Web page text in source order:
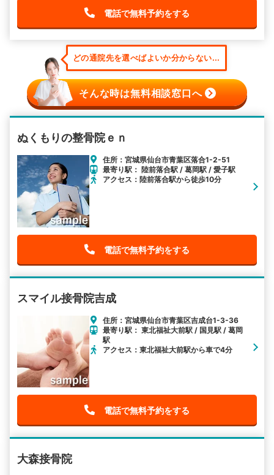
電話で無料予約をする
どの通院先を選べばよいか分からない...
そんな時は無料相談窓口へ
ぬくもりの整骨院ｅｎ
住所：宮城県仙台市青葉区落合1-2-51
最寄り駅： 陸前落合駅 / 葛岡駅 / 愛子駅
アクセス：陸前落合駅から徒歩10分
電話で無料予約をする
スマイル接骨院吉成
住所：宮城県仙台市青葉区吉成台1-3-36
最寄り駅： 東北福祉大前駅 / 国見駅 / 葛岡
駅
アクセス：東北福祉大前駅から車で4分
電話で無料予約をする
大森接骨院